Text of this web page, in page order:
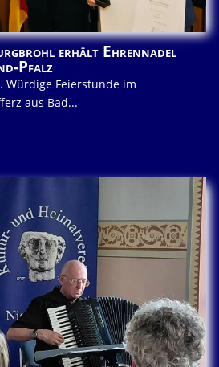
erhält Ehrennadel
Pfalz
Feierstunde im
aus Bad...